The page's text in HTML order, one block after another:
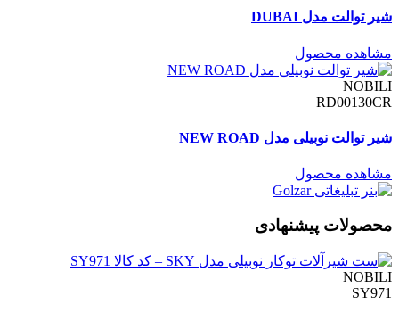
شیر توالت مدل DUBAI
مشاهده محصول
NOBILI
RD00130CR
شیر توالت نوبیلی مدل NEW ROAD
مشاهده محصول
محصولات پیشنهادی
NOBILI
SY971